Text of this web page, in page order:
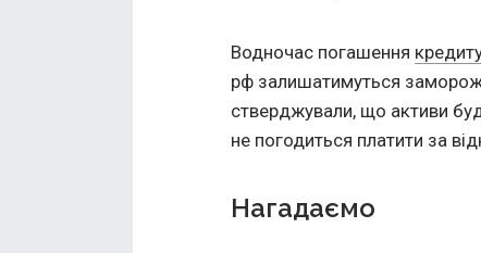
Водночас погашення
рф залишатимуться
стверджували, що активи
не погодиться платити за
Нагадаємо